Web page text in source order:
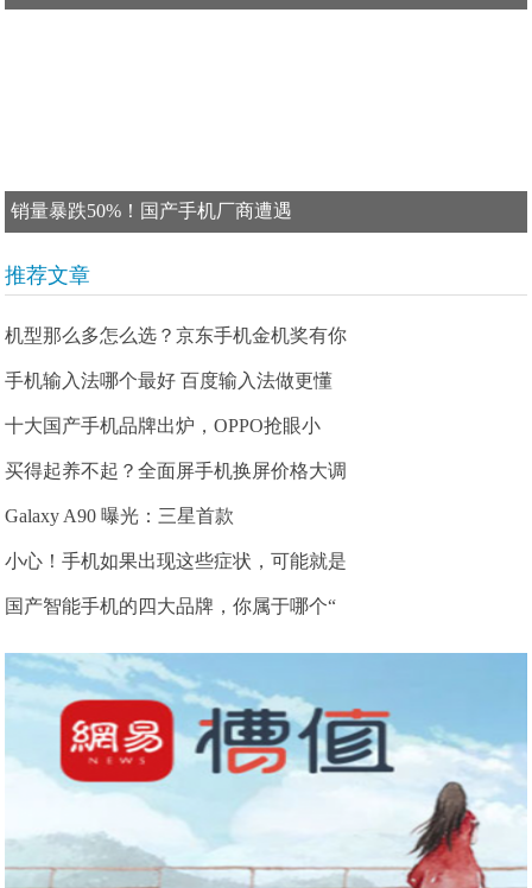
销量暴跌50%！国产手机厂商遭遇
推荐文章
机型那么多怎么选？京东手机金机奖有你
手机输入法哪个最好 百度输入法做更懂
十大国产手机品牌出炉，OPPO抢眼小
买得起养不起？全面屏手机换屏价格大调
Galaxy A90 曝光：三星首款
小心！手机如果出现这些症状，可能就是
国产智能手机的四大品牌，你属于哪个“